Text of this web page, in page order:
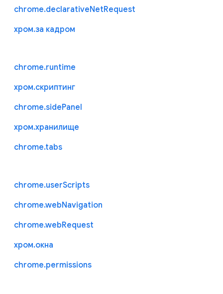
chrome.declarativeNetRequest
хром.за кадром
chrome.runtime
хром.скриптинг
chrome.sidePanel
хром.хранилище
chrome.tabs
chrome.userScripts
chrome.webNavigation
chrome.webRequest
хром.окна
chrome.permissions